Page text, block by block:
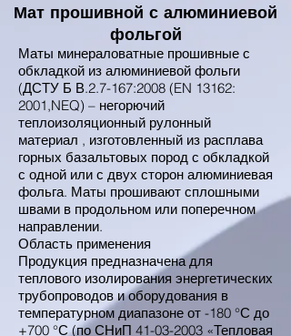
Мат прошивной с алюминиевой
фольгой
Маты минераловатные прошивные с
обкладкой из алюминиевой фольги
(ДСТУ Б В.2.7-167:2008 (EN 13162:
2001,NEQ) – негорючий
теплоизоляционный рулонный
материал , изготовленный из расплава
горных базальтовых пород с обкладкой
с одной или с двух сторон алюминиевая
фольга. Маты прошивают сплошными
швами в продольном или поперечном
направлении.
Область применения
Продукция предназначена для
теплового изолирования энергетических
трубопроводов и оборудования в
температурном диапазоне от -180 °С до
+700 °С (по СНиП 41-03-2003 «Тепловая